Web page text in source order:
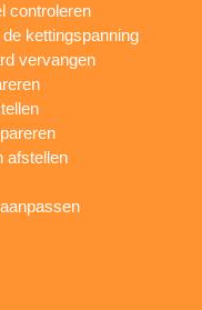
controleren
kettingspanning
vervangen
afstellen